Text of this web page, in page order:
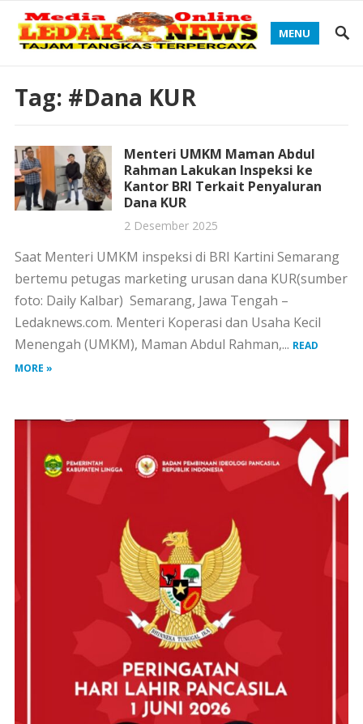
MENU
Tag: #Dana KUR
Menteri UMKM Maman Abdul
Rahman Lakukan Inspeksi ke
Kantor BRI Terkait Penyaluran
Dana KUR
2 Desember 2025
Saat Menteri UMKM inspeksi di BRI Kartini Semarang
bertemu petugas marketing urusan dana KUR(sumber
foto: Daily Kalbar) Semarang, Jawa Tengah –
Ledaknews.com. Menteri Koperasi dan Usaha Kecil
Menengah (UMKM), Maman Abdul Rahman,... READ
MORE »